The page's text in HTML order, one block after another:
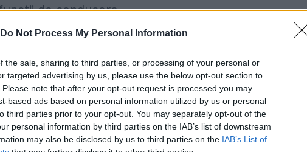
Do Not Process My Personal Information
the sale, sharing to third parties, or processing of your personal or
targeted advertising by us, please use the below opt-out section to
note that after your opt-out request is processed you may
based ads based on personal information utilized by us or personal
third parties prior to your opt-out. You may separately opt-out of the
personal information by third parties on the IAB’s list of downstream
may also be disclosed by us to third parties on the IAB’s List of
de conducere.